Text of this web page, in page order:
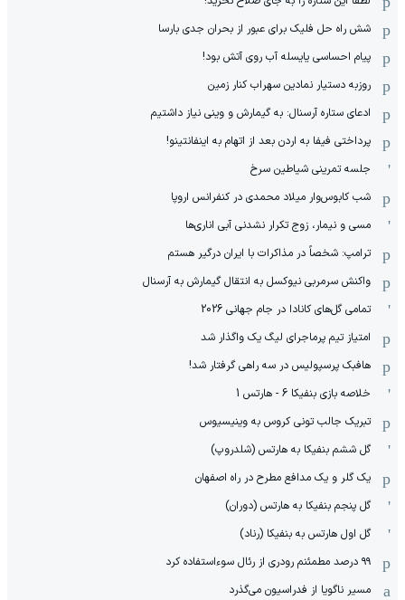
شش راه حل فلیک برای عبور از بحران جدی بارسا
پیام احساسی یایسله آب روی آتش بود!
روزبه دستیار نمادین سهراب کنار زمین
ادعای ستاره آرسنال: به گیمارش و وینی نیاز داشتیم
پرداختی فیفا به اردن بعد از اتهام به اینفانتینو!
جلسه تمرینی شیاطین سرخ
شب کابوس‌وار میلاد محمدی در کنفرانس اروپا
مسی و نیمار، زوج تکرار نشدنی آبی اناری‌ها
ترامپ: شخصاً در مذاکرات با ایران درگیر هستم
واکنش سرمربی نیوکسل به انتقال گیمارش به آرسنال
تمامی گل‌های کانادا در جام جهانی 2026
امتیاز تیم پرماجرای لیگ یک واگذار شد
هافبک پرسپولیس در سه راهی گرفتار شد!
خلاصه بازی بنفیکا 6 - هارتس 1
تبریک جالب تونی کروس به وینیسیوس
گل ششم بنفیکا به هارتس (شلدروپ)
یک گلر و یک مدافع مطرح در راه اصفهان
گل پنجم بنفیکا به هارتس (دوران)
گل اول هارتس به بنفیکا (رناد)
۹۹ درصد مطمئنم رودری از رئال سوءاستفاده کرد
مسیر ناگویا از فدراسیون می‌گذرد